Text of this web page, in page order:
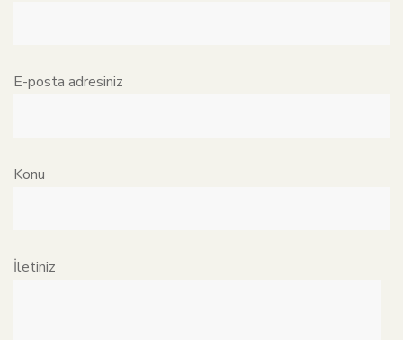
E-posta adresiniz
Konu
İletiniz